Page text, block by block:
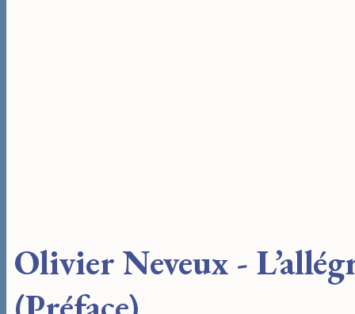
Olivier Neveux -